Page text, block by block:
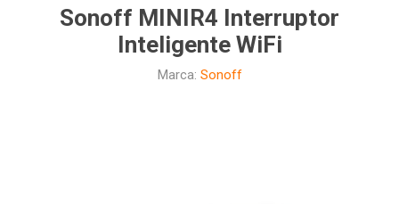
Sonoff MINIR4 Interruptor
Inteligente WiFi
Marca: Sonoff